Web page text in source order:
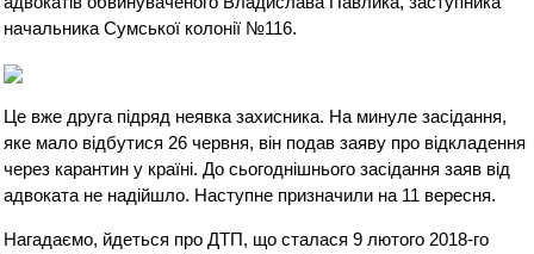
начальника Сумської колонії №116.
Це вже друга підряд неявка захисника. На минуле засідання,
яке мало відбутися 26 червня, він подав заяву про відкладення
через карантин у країні. До сьогоднішнього засідання заяв від
адвоката не надійшло. Наступне призначили на 11 вересня.
Нагадаємо, йдеться про ДТП, що сталася 9 лютого 2018-го